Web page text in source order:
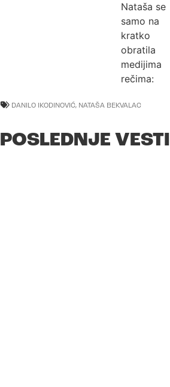
Nataša se
samo na
kratko
obratila
medijima
rečima:
DANILO IKODINOVIĆ, NATAŠA BEKVALAC
POSLEDNJE VESTI